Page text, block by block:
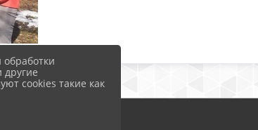
cookies такие как